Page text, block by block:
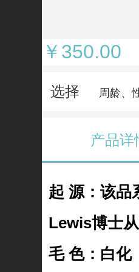
￥350.00
选择 周龄、
产品详
起 源：该品
Lewis博士
毛 色：白化